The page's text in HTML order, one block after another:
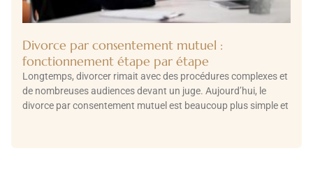
Divorce par consentement mutuel :
fonctionnement étape par étape
Longtemps, divorcer rimait avec des procédures complexes et
de nombreuses audiences devant un juge. Aujourd’hui, le
divorce par consentement mutuel est beaucoup plus simple et